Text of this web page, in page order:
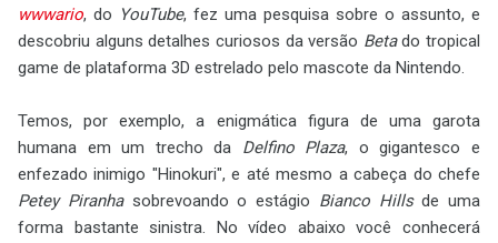
wwwario, do YouTube, fez uma pesquisa sobre o assunto, e
descobriu alguns detalhes curiosos da versão Betado tropical
game de plataforma 3D estrelado pelo mascote da Nintendo.
Temos, por exemplo, a enigmática figura de uma garota
humana em um trecho da Delfino Plaza, o gigantesco e
enfezado inimigo "Hinokuri", e até mesmo a cabeça do chefe
Petey Piranhasobrevoando o estágio Bianco Hillsde uma
forma bastante sinistra. No vídeo abaixo você conhecerá